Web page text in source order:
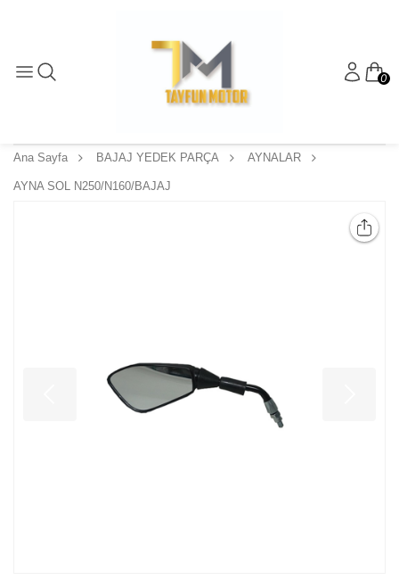
0
Ana Sayfa BAJAJ YEDEK PARÇA AYNALAR
AYNA SOL N250/N160/BAJAJ